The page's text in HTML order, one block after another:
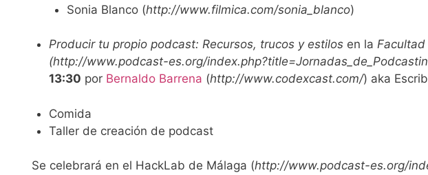
Sonia Blanco(http://www.filmica.com/sonia_blanco)
Producir tu propio podcast: Recursos, trucos y estilos en la Facultad
(http://www.podcast-es.org/
13:30 por Bernaldo Barrena (http://www.codexcast.com/) aka
Comida
Taller de creación de podcast
Se celebrará en el HackLab de Málaga (http://www.podcast-es.org/